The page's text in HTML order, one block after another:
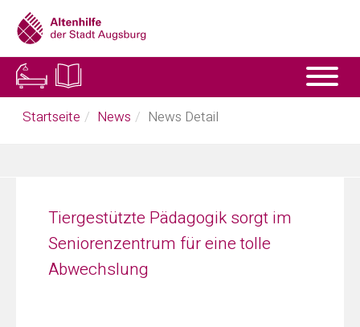
Skip
main
content
You
Startseite News News Detail
Tiergestützte Pädagogik sorgt im
Seniorenzentrum für eine tolle
Abwechslung